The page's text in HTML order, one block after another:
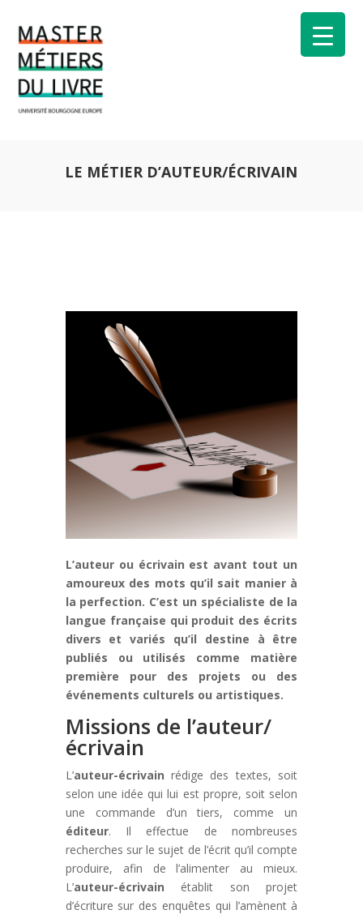
LE MÉTIER D’AUTEUR/ÉCRIVAIN
L’auteur ou écrivain est avant tout un
amoureux des mots qu’il sait manier à
la perfection. C’est un spécialiste de la
langue française qui produit des écrits
divers et variés qu’il destine à être
publiés ou utilisés comme matière
première pour des projets ou des
événements culturels ou artistiques.
Missions de l’auteur/
écrivain
L’auteur-écrivain rédige des textes, soit
selon une idée qui lui est propre, soit selon
une commande d’un tiers, comme un
éditeur. Il effectue de nombreuses
recherches sur le sujet de l’écrit qu’il compte
produire, afin de l’alimenter au mieux.
L’auteur-écrivain établit son projet
d’écriture sur des enquêtes qui l’amènent à